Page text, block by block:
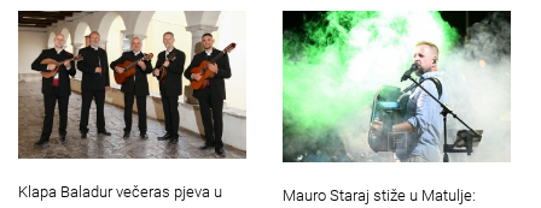
Klapa Baladur večeras pjeva u
Mauro Staraj stiže u Matulje: